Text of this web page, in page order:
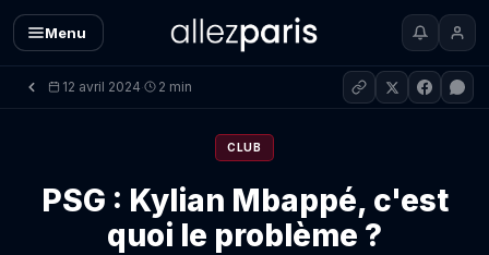
Menu
12 avril 2024· 2 min
CLUB
PSG : Kylian Mbappé, c'est
quoi le problème ?